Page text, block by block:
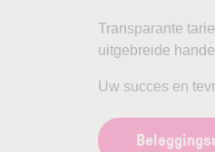
Transparante
uitgebreide
Uw succes en